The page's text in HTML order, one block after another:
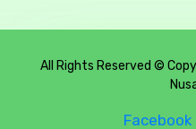
All Rights Reserved ©
Facebook